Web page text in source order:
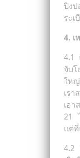
ปิง
ระ
4. เ
4.1
จับ
ให
เร
เอ
21
แต่
4.2